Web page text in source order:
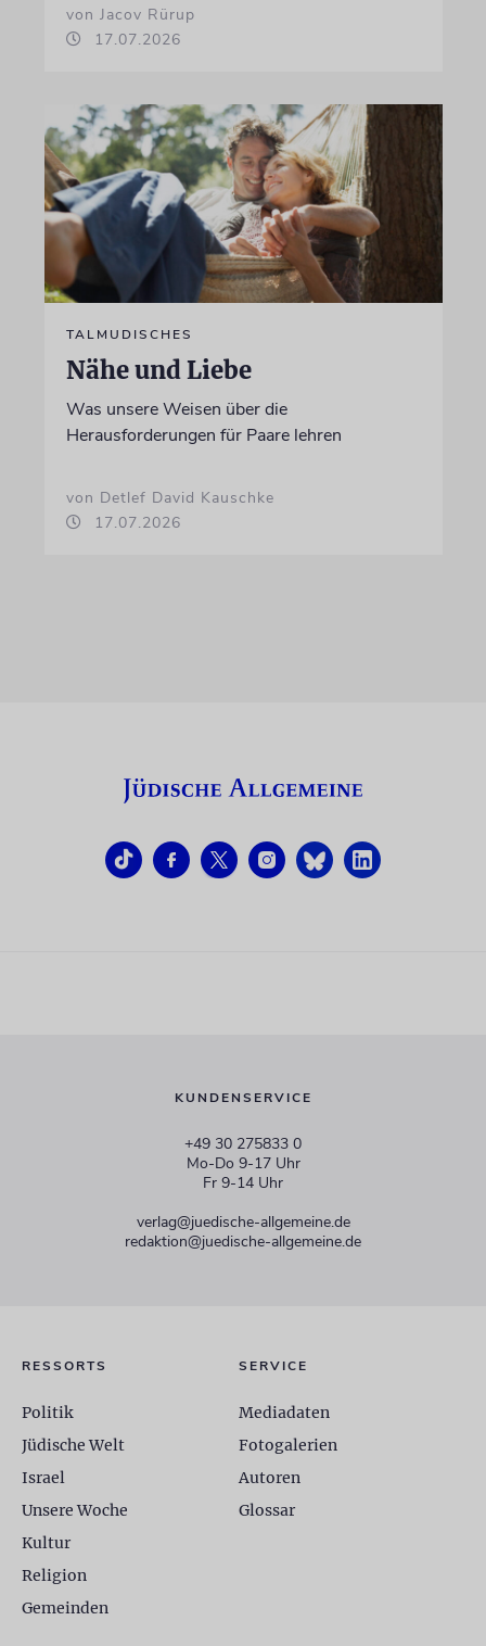
von Jacov Rürup
17.07.2026
TALMUDISCHES
Nähe und Liebe
Was unsere Weisen über die
Herausforderungen für Paare lehren
von Detlef David Kauschke
17.07.2026
KUNDENSERVICE
+49 30 275833 0
Mo-Do 9-17 Uhr
Fr 9-14 Uhr
verlag@juedische-allgemeine.de
redaktion@juedische-allgemeine.de
RESSORTS
Politik
Jüdische Welt
Israel
Unsere Woche
Kultur
Religion
Gemeinden
SERVICE
Mediadaten
Fotogalerien
Autoren
Glossar